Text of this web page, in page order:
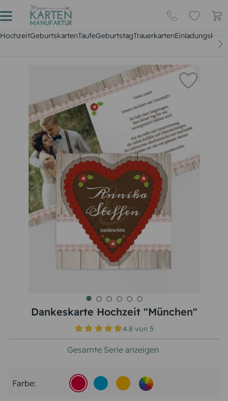
HochzeitGeburtskartenTaufeGeburtstagTrauerkarten
Dankeskarte Hochzeit "München"
4.8 von5
Gesamte Serie anzeigen
Farbe: